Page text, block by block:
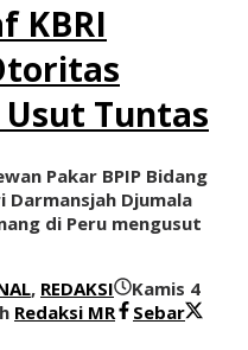
KBRI
Tuntas
Pakar BPIP Bidang
Djumala
di Peru mengusut
, REDAKSI
Kamis 4
Redaksi MR
Sebar